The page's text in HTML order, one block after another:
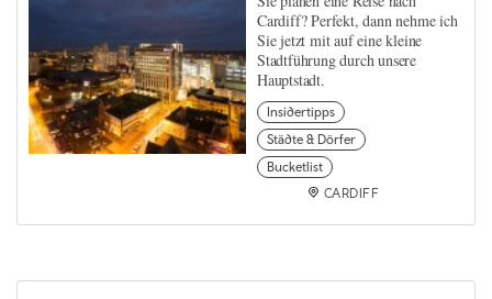
Cardiff? Perfekt, dann nehme ich
Sie jetzt mit auf eine kleine
Stadtführung durch unsere
Hauptstadt.
Insidertipps
Städte & Dörfer
Bucketlist
CARDIFF